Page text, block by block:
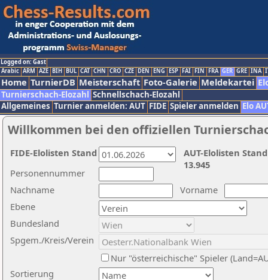
Logged on: Gast
Arabic ARM AZE BIH BUL CAT CHN CRO CZE DEN ENG ESP FAI FIN FRA GER GRE INA
Home TurnierDB Meisterschaft Foto-Galerie Meldekartei
Turnierschach-Elozahl Schnellschach-Elozahl
Allgemeines Turnier anmelden: AUT FIDE Spieler anmelden Elo
Willkommen bei den offiziellen
Nachname
Vorname
Ebene
Sortierung
Personennummer
Bundesland
Spgem./Kreis/Verein
Nur "österreichische" Spieler
AUT-Elolisten
13.945
FIDE-Elolisten Stand